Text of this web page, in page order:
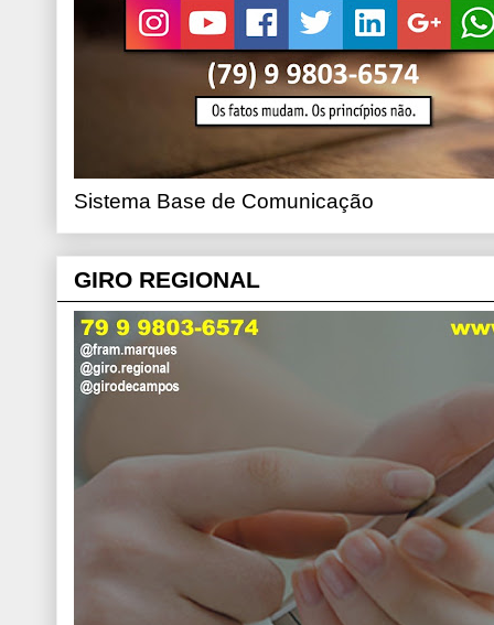
Sistema Base de Comunicação
GIRO REGIONAL